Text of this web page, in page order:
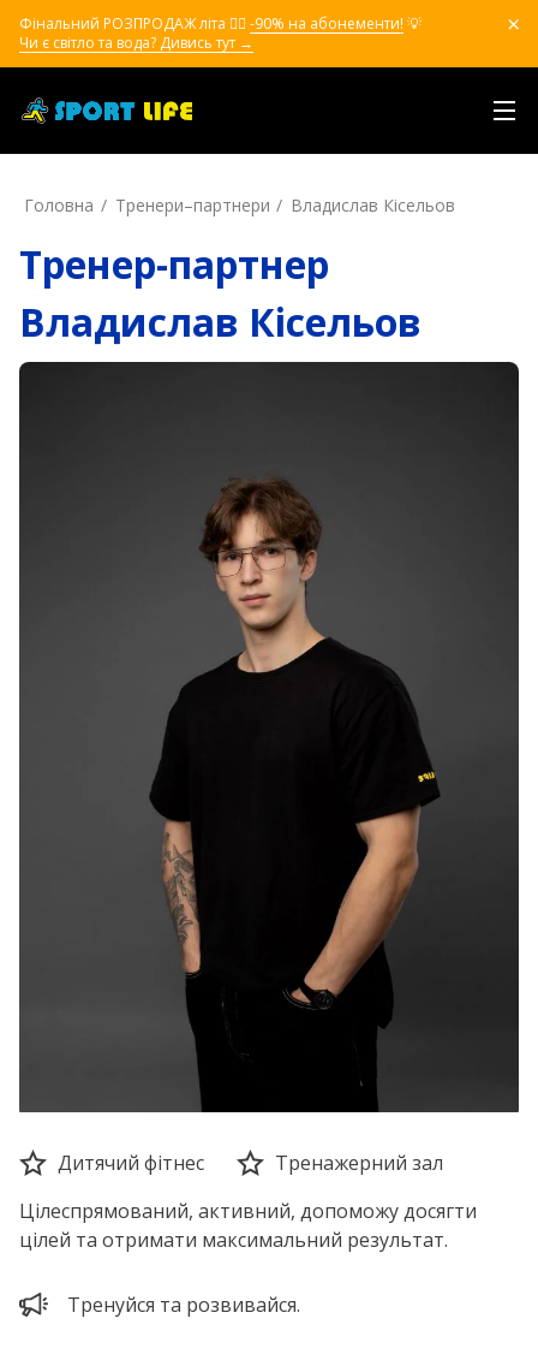
Фінальний РОЗПРОДАЖ літа ❤️‍🔥 -90% на абонементи! 💡
Чи є світло та вода? Дивись тут →
Головна Тренери–партнери Владислав Кісельов
Тренер-партнер
Владислав Кісельов
Дитячий фітнес
Тренажерний зал
Цілеспрямований, активний, допоможу досягти
цілей та отримати максимальний результат.
Тренуйся та розвивайся.